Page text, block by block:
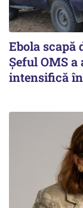
Ebola scapă
Șeful OMS a
intensifică